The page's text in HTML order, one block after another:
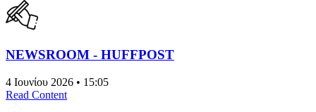
NEWSROOM - HUFFPOST
4 Ιουνίου 2026 • 15:05
Read Content